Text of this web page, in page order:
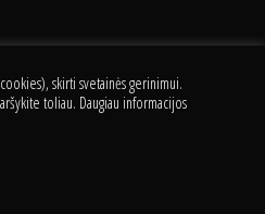
skirti svetainės gerinimui.
toliau. Daugiau informacijos